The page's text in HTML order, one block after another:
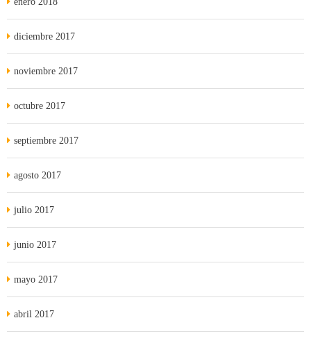
diciembre 2017
noviembre 2017
octubre 2017
septiembre 2017
agosto 2017
julio 2017
junio 2017
mayo 2017
abril 2017